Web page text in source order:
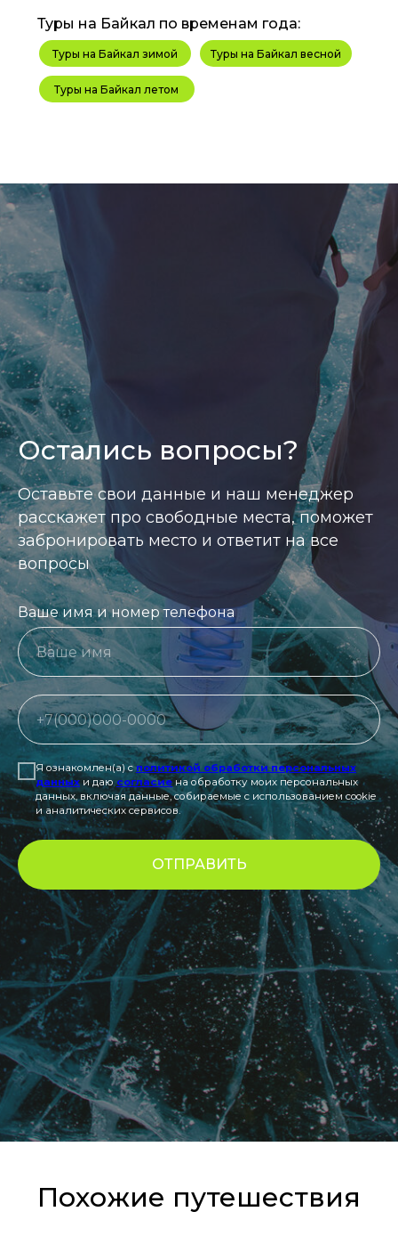
Туры на Байкал зимой Туры на Байкал весной
Туры на Байкал летом
Туры на Байкал по временам года:
Информация размещенная на сайте носит
Остались вопросы?
Оставьте свои данные и наш менеджер
расскажет про свободные места, поможет
забронировать место и ответит на все
вопросы
Ваше имя и номер телефона
Я ознакомлен(а) сполитикой обработки персональных
данныхи даюсогласие на обработку моих персональных
данных, включая данные, собираемые с использованием cookie
и аналитических сервисов.
ОТПРАВИТЬ
Похожие путешествия